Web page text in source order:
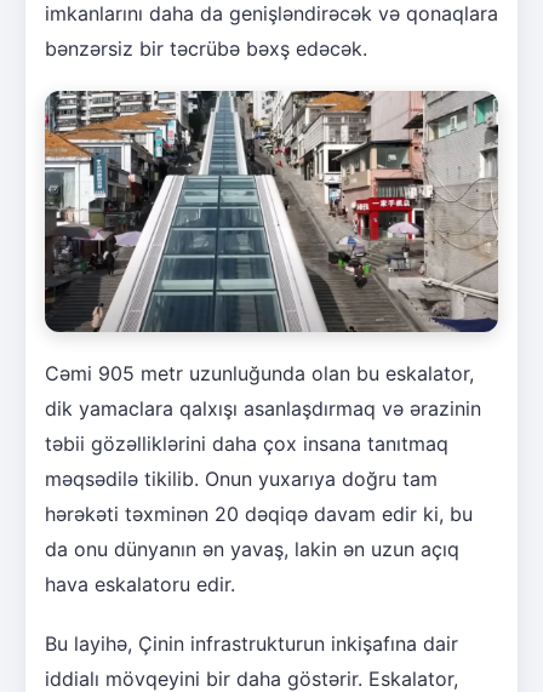
imkanlarını daha da genişləndirəcək və qonaqlara
bənzərsiz bir təcrübə bəxş edəcək.
Cəmi 905 metr uzunluğunda olan bu eskalator,
dik yamaclara qalxışı asanlaşdırmaq və ərazinin
təbii gözəlliklərini daha çox insana tanıtmaq
məqsədilə tikilib. Onun yuxarıya doğru tam
hərəkəti təxminən 20 dəqiqə davam edir ki, bu
da onu dünyanın ən yavaş, lakin ən uzun açıq
hava eskalatoru edir.
Bu layihə, Çinin infrastrukturun inkişafına dair
iddialı mövqeyini bir daha göstərir. Eskalator,